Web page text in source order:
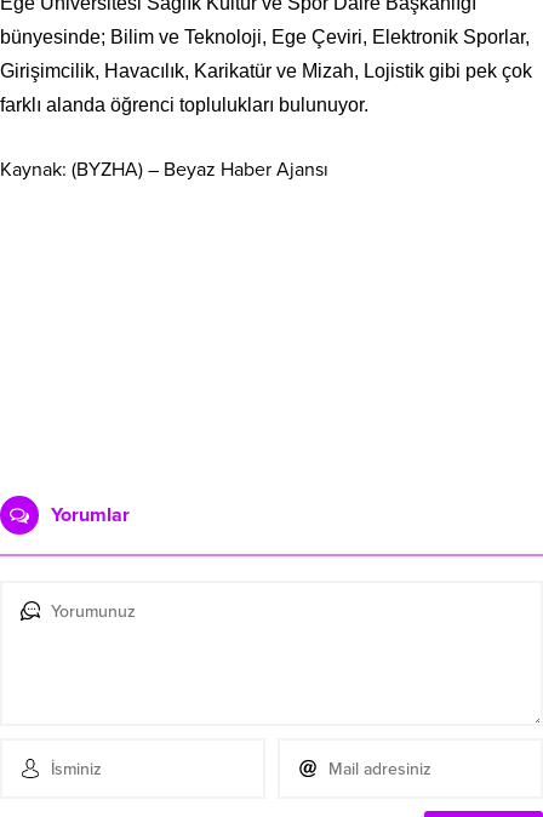
bünyesinde; Bilim ve Teknoloji, Ege Çeviri, Elektronik Sporlar,
Girişimcilik, Havacılık, Karikatür ve Mizah, Lojistik gibi pek çok
farklı alanda öğrenci toplulukları bulunuyor.
Kaynak: (BYZHA) – Beyaz Haber Ajansı
Yorumlar